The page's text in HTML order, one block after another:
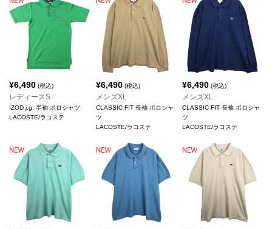
¥6,490 (税込)
レディースS
IZOD j.g. 半袖 ポロシャツ
LACOSTE/ラコステ
¥6,490(税込)
メンズXL
CLASSIC FIT 長袖 ポロシャ
ツ
LACOSTE/ラコステ
¥6,490 (税込)
メンズXL
CLASSIC FIT 長袖 ポロシャ
ツ
LACOSTE/ラコステ